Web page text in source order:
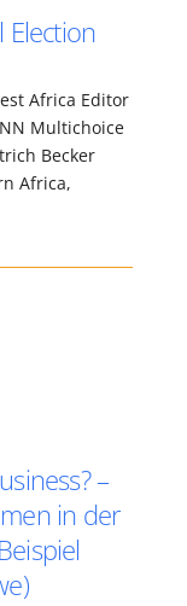
Election
Africa Editor
Multichoice
Becker
Africa,
–
in der